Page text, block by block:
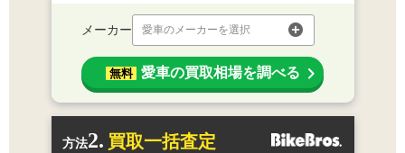
メーカー 愛車のメーカーを選択
無料 愛車の買取相場を調べる
方法2. 買取一括査定